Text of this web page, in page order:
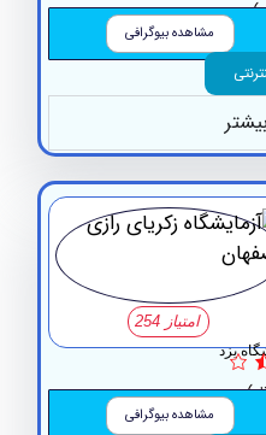
مشاهده بیوگرافی
مشاهده بیوگرافی